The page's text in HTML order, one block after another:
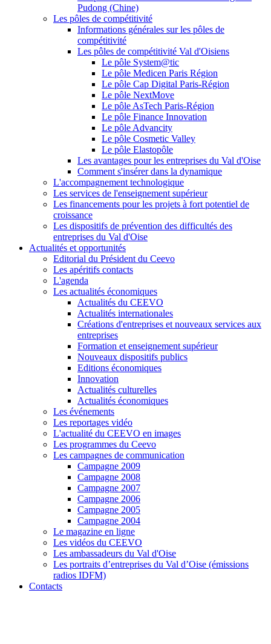
Pudong (Chine)
Les pôles de compétitivité
Informations générales sur les pôles de
compétitivité
Les pôles de compétitivité Val d'Oisiens
Le pôle System@tic
Le pôle Medicen Paris Région
Le pôle Cap Digital Paris-Région
Le pôle NextMove
Le pôle AsTech Paris-Région
Le pôle Finance Innovation
Le pôle Advancity
Le pôle Cosmetic Valley
Le pôle Elastopôle
Les avantages pour les entreprises du Val d'Oise
Comment s'insérer dans la dynamique
L'accompagnement technologique
Les services de l'enseignement supérieur
Les financements pour les projets à fort potentiel de
croissance
Les dispositifs de prévention des difficultés des
entreprises du Val d'Oise
Actualités et opportunités
Editorial du Président du Ceevo
Les apéritifs contacts
L'agenda
Les actualités économiques
Actualités du CEEVO
Actualités internationales
Créations d'entreprises et nouveaux services aux
entreprises
Formation et enseignement supérieur
Nouveaux dispositifs publics
Editions économiques
Innovation
Actualités culturelles
Actualités économiques
Les événements
Les reportages vidéo
L'actualité du CEEVO en images
Les programmes du Ceevo
Les campagnes de communication
Campagne 2009
Campagne 2008
Campagne 2007
Campagne 2006
Campagne 2005
Campagne 2004
Le magazine en ligne
Les vidéos du CEEVO
Les ambassadeurs du Val d'Oise
Les portraits d’entreprises du Val d’Oise (émissions
radios IDFM)
Contacts